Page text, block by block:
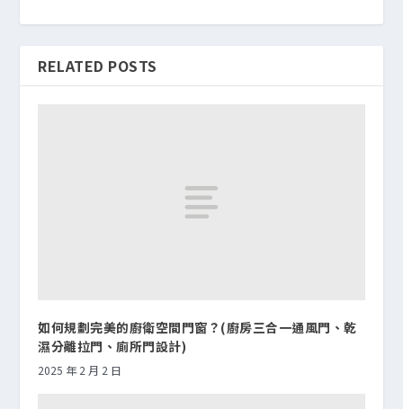
RELATED POSTS
如何規劃完美的廚衛空間門窗？(廚房三合一通風門、乾
濕分離拉門、廁所門設計)
2025 年 2 月 2 日